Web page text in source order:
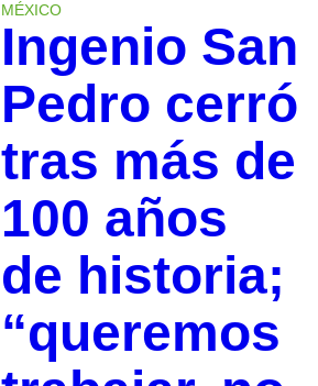
MÉXICO
Ingenio San
Pedro cerró
tras más de
100 años
de historia;
“queremos